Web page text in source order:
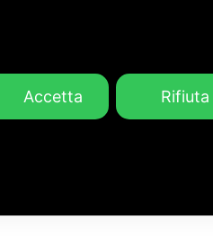
Accetta Rifiuta